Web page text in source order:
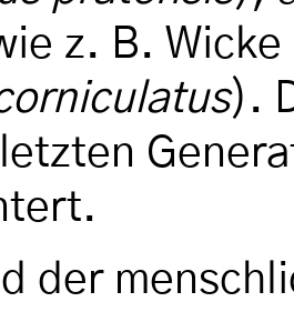
z. B. Wicke
).
der